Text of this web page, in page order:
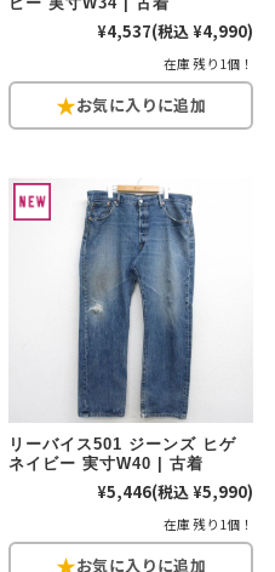
¥4,537(税込 ¥4,990)
在庫 残り1個！
リーバイス501 ジーンズ ヒゲ
ネイビー 実寸W40 | 古着
¥5,446(税込 ¥5,990)
在庫 残り1個！